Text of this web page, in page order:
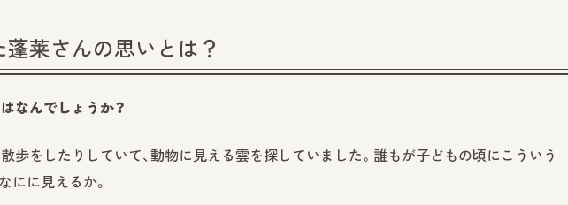
莱さんの思いとは？
なんでしょうか？
歩をしたりしていて、動物に見える雲を探していました。誰もが子どもの頃にこういう
に見えるか。